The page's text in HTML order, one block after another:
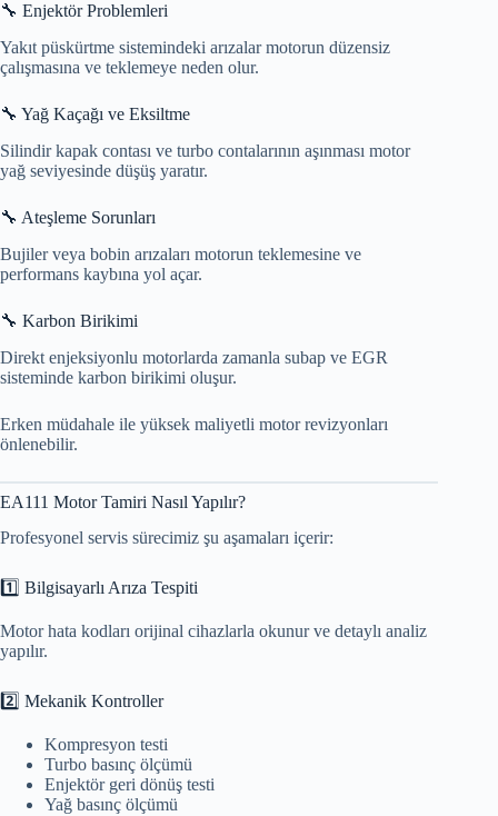
🔧 Enjektör Problemleri
Yakıt püskürtme sistemindeki arızalar motorun düzensiz
çalışmasına ve teklemeye neden olur.
🔧 Yağ Kaçağı ve Eksiltme
Silindir kapak contası ve turbo contalarının aşınması motor
yağ seviyesinde düşüş yaratır.
🔧 Ateşleme Sorunları
Bujiler veya bobin arızaları motorun teklemesine ve
performans kaybına yol açar.
🔧 Karbon Birikimi
Direkt enjeksiyonlu motorlarda zamanla subap ve EGR
sisteminde karbon birikimi oluşur.
Erken müdahale ile yüksek maliyetli motor revizyonları
önlenebilir.
EA111 Motor Tamiri Nasıl Yapılır?
Profesyonel servis sürecimiz şu aşamaları içerir:
1️⃣ Bilgisayarlı Arıza Tespiti
Motor hata kodları orijinal cihazlarla okunur ve detaylı analiz
yapılır.
2️⃣ Mekanik Kontroller
Kompresyon testi
Turbo basınç ölçümü
Enjektör geri dönüş testi
Yağ basınç ölçümü